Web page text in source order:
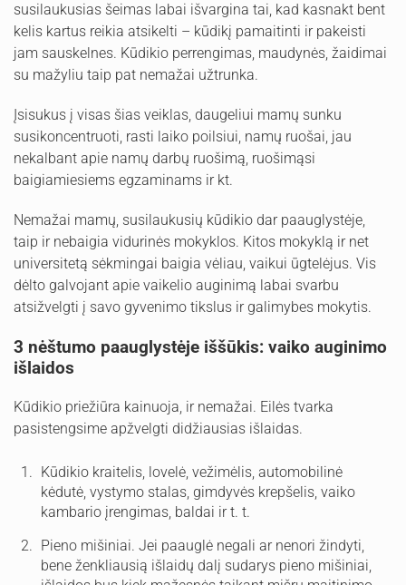
susilaukusias šeimas labai išvargina tai, kad kasnakt bent
kelis kartus reikia atsikelti – kūdikį pamaitinti ir pakeisti
jam sauskelnes. Kūdikio perrengimas, maudynės, žaidimai
su mažyliu taip pat nemažai užtrunka.
Įsisukus į visas šias veiklas, daugeliui mamų sunku
susikoncentruoti, rasti laiko poilsiui, namų ruošai, jau
nekalbant apie namų darbų ruošimą, ruošimąsi
baigiamiesiems egzaminams ir kt.
Nemažai mamų, susilaukusių kūdikio dar paauglystėje,
taip ir nebaigia vidurinės mokyklos. Kitos mokyklą ir net
universitetą sėkmingai baigia vėliau, vaikui ūgtelėjus. Vis
dėlto galvojant apie vaikelio auginimą labai svarbu
atsižvelgti į savo gyvenimo tikslus ir galimybes mokytis.
3 nėštumo paauglystėje iššūkis: vaiko auginimo
išlaidos
Kūdikio priežiūra kainuoja, ir nemažai. Eilės tvarka
pasistengsime apžvelgti didžiausias išlaidas.
Kūdikio kraitelis, lovelė, vežimėlis, automobilinė
kėdutė, vystymo stalas, gimdyvės krepšelis, vaiko
kambario įrengimas, baldai ir t. t.
Pieno mišiniai. Jei paauglė negali ar nenori žindyti,
bene ženkliausią išlaidų dalį sudarys pieno mišiniai,